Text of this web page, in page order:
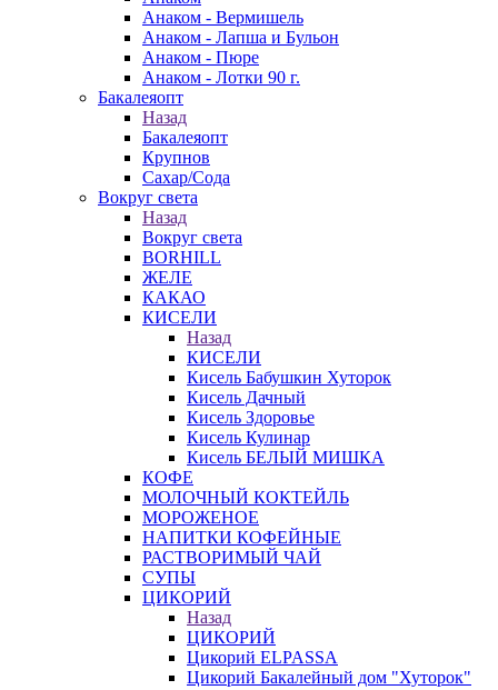
Анаком - Вермишель
Анаком - Лапша и Бульон
Анаком - Пюре
Анаком - Лотки 90 г.
Бакалеяопт
Назад
Бакалеяопт
Крупнов
Сахар/Сода
Вокруг света
Назад
Вокруг света
BORHILL
ЖЕЛЕ
КАКАО
КИСЕЛИ
Назад
КИСЕЛИ
Кисель Бабушкин Хуторок
Кисель Дачный
Кисель Здоровье
Кисель Кулинар
Кисель БЕЛЫЙ МИШКА
КОФЕ
МОЛОЧНЫЙ КОКТЕЙЛЬ
МОРОЖЕНОЕ
НАПИТКИ КОФЕЙНЫЕ
РАСТВОРИМЫЙ ЧАЙ
СУПЫ
ЦИКОРИЙ
Назад
ЦИКОРИЙ
Цикорий ELPASSA
Цикорий Бакалейный дом "Хуторок"